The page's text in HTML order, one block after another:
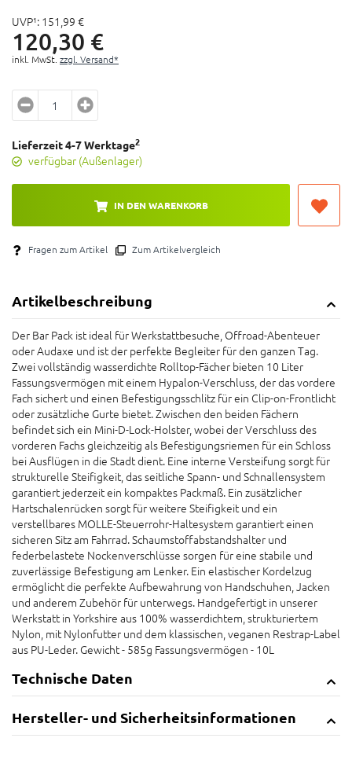
UVP¹: 151, 99 €
120,30 €
inkl. MwSt. zzgl. Versand*
Lieferzeit 4-7 Werktage2
verfügbar (Außenlager)
IN DEN WARENKORB
Fragen zum Artikel Zum Artikelvergleich
Artikelbeschreibung
Der Bar Pack ist ideal für Werkstattbesuche, Offroad-Abenteuer
oder Audaxe und ist der perfekte Begleiter für den ganzen Tag.
Zwei vollständig wasserdichte Rolltop-Fächer bieten 10 Liter
Fassungsvermögen mit einem Hypalon-Verschluss, der das vordere
Fach sichert und einen Befestigungsschlitz für ein Clip-on-Frontlicht
oder zusätzliche Gurte bietet. Zwischen den beiden Fächern
befindet sich ein Mini-D-Lock-Holster, wobei der Verschluss des
vorderen Fachs gleichzeitig als Befestigungsriemen für ein Schloss
bei Ausflügen in die Stadt dient. Eine interne Versteifung sorgt für
strukturelle Steifigkeit, das seitliche Spann- und Schnallensystem
garantiert jederzeit ein kompaktes Packmaß. Ein zusätzlicher
Hartschalenrücken sorgt für weitere Steifigkeit und ein
verstellbares MOLLE-Steuerrohr-Haltesystem garantiert einen
sicheren Sitz am Fahrrad. Schaumstoffabstandshalter und
federbelastete Nockenverschlüsse sorgen für eine stabile und
zuverlässige Befestigung am Lenker. Ein elastischer Kordelzug
ermöglicht die perfekte Aufbewahrung von Handschuhen, Jacken
und anderem Zubehör für unterwegs. Handgefertigt in unserer
Werkstatt in Yorkshire aus 100% wasserdichtem, strukturiertem
Nylon, mit Nylonfutter und dem klassischen, veganen Restrap-Label
aus PU-Leder. Gewicht - 585g Fassungsvermögen - 10L
Technische Daten
Hersteller- und Sicherheitsinformationen